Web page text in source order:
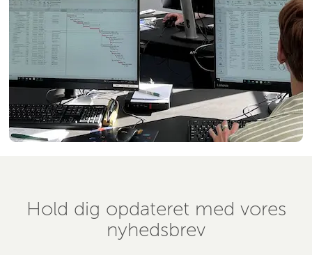
Hold dig opdateret med vores
nyhedsbrev